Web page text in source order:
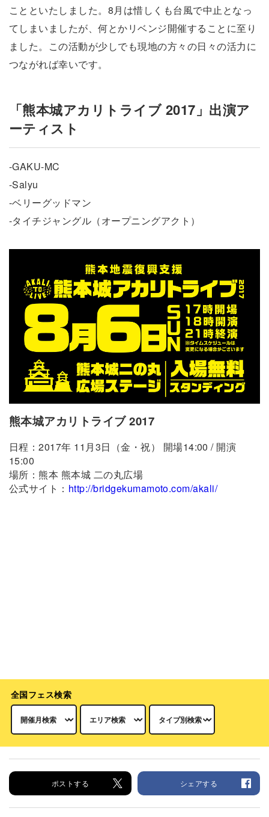
ことといたしました。8月は惜しくも台風で中止となっ
てしまいましたが、何とかリベンジ開催することに至り
ました。この活動が少しでも現地の方々の日々の活力に
つながれば幸いです。
「熊本城アカリトライブ 2017」出演ア
ーティスト
-GAKU-MC
-Salyu
-ベリーグッドマン
-タイチジャングル（オープニングアクト）
熊本城アカリトライブ 2017
日程：2017年 11月3日（金・祝） 開場14:00 / 開演
15:00
場所：熊本 熊本城 二の丸広場
公式サイト： http://bridgekumamoto.com/akali/
全国フェス検索
ポストする シェアする